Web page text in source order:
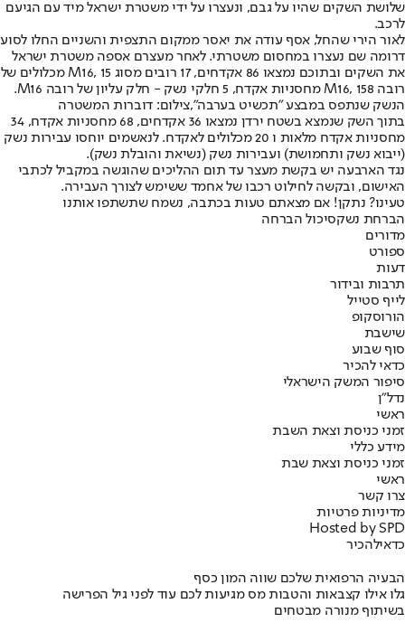
שלושת השקים שהיו על גבם, ונעצרו על ידי משטרת ישראל מיד עם הגיעם
לרכב.
לאור הירי שהחל, אסף עודה את יאסר ממקום התצפית והשניים החלו לסוע
דרומה שם נעצרו במחסום משטרתי. לאחר מעצרם אספה משטרת ישראל
את השקים ובתוכם נמצאו 86 אקדחים, 17 רובים מסוג M16, 15 מכלולים של
רובה M16, 158 מחסניות אקדח, 5 חלקי נשק - חלק עליון של רובה M16.
הנשק שנתפס במבצע "תכשיט בערבה",צילום: דוברות המשטרה
בתוך השק שנמצא בשטח ירדן נמצאו 36 אקדחים, 68 מחסניות אקדח, 34
מחסניות אקדח מלאות ו 20 מכלולים לאקדח. לנאשמים יוחסו עבירות נשק
(ייבוא נשק ותחמושת) ועבירות נשק (נשיאת והובלת נשק).
נגד הארבעה יש בקשת מעצר עד תום ההליכים שהוגשה במקביל לכתבי
האישום, ובקשה לחילוט רכבו של אחמד ששימש לצורך העבירה.
טעינו? נתקן! אם מצאתם טעות בכתבה, נשמח שתשתפו אותנו
הברחת נשקסיכול הברחה
מדורים
ספורט
דעות
תרבות ובידור
לייף סטייל
הורוסקופ
שישבת
סוף שבוע
כדאי להכיר
סיפור המשק הישראלי
נדל"ן
ראשי
זמני כניסת וצאת השבת
מידע כללי
זמני כניסת וצאת שבת
ראשי
צרו קשר
מדיניות פרטיות
Hosted by SPD
כדאילהכיר
הבעיה הרפואית שלכם שווה המון כסף
גלו אילו קצבאות והטבות מס מגיעות לכם עוד לפני גיל הפרישה
בשיתוף מנורה מבטחים